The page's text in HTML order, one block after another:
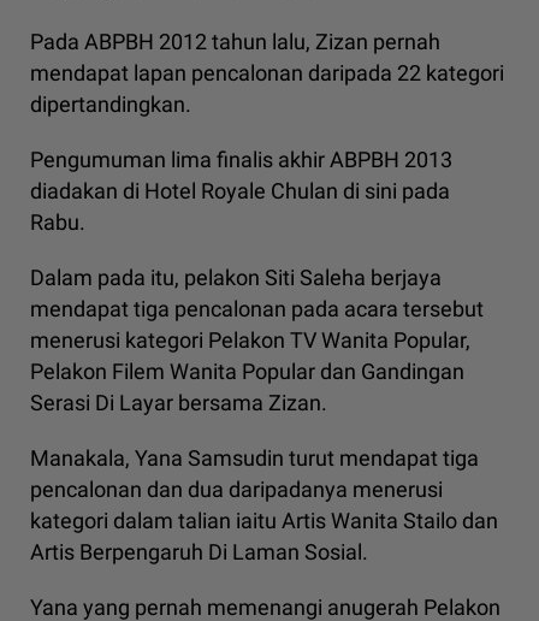
Pada ABPBH 2012 tahun lalu, Zizan pernah
mendapat lapan pencalonan daripada 22 kategori
dipertandingkan.
Pengumuman lima finalis akhir ABPBH 2013
diadakan di Hotel Royale Chulan di sini pada
Rabu.
Dalam pada itu, pelakon Siti Saleha berjaya
mendapat tiga pencalonan pada acara tersebut
menerusi kategori Pelakon TV Wanita Popular,
Pelakon Filem Wanita Popular dan Gandingan
Serasi Di Layar bersama Zizan.
Manakala, Yana Samsudin turut mendapat tiga
pencalonan dan dua daripadanya menerusi
kategori dalam talian iaitu Artis Wanita Stailo dan
Artis Berpengaruh Di Laman Sosial.
Yana yang pernah memenangi anugerah Pelakon